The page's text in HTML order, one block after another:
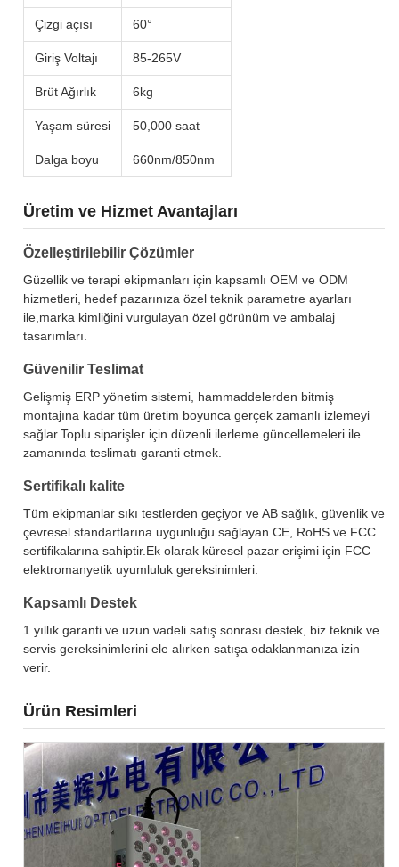
Çizgi açısı 60°
Giriş Voltajı 85-265V
Brüt Ağırlık 6kg
Yaşam süresi 50,000 saat
Dalga boyu 660nm/850nm
Üretim ve Hizmet Avantajları
Özelleştirilebilir Çözümler
Güzellik ve terapi ekipmanları için kapsamlı OEM ve ODM
hizmetleri, hedef pazarınıza özel teknik parametre ayarları
ile,marka kimliğini vurgulayan özel görünüm ve ambalaj
tasarımları.
Güvenilir Teslimat
Gelişmiş ERP yönetim sistemi, hammaddelerden bitmiş
montajına kadar tüm üretim boyunca gerçek zamanlı izlemeyi
sağlar.Toplu siparişler için düzenli ilerleme güncellemeleri ile
zamanında teslimatı garanti etmek.
Sertifikalı kalite
Tüm ekipmanlar sıkı testlerden geçiyor ve AB sağlık, güvenlik ve
çevresel standartlarına uygunluğu sağlayan CE, RoHS ve FCC
sertifikalarına sahiptir.Ek olarak küresel pazar erişimi için FCC
elektromanyetik uyumluluk gereksinimleri.
Kapsamlı Destek
1 yıllık garanti ve uzun vadeli satış sonrası destek, biz teknik ve
servis gereksinimlerini ele alırken satışa odaklanmanıza izin
verir.
Ürün Resimleri